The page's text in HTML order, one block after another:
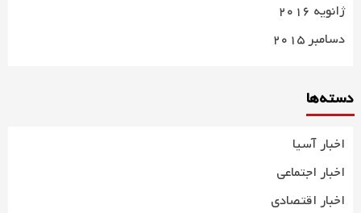
ژانویه 2016
دسامبر 2015
دسته‌ها
اخبار آسیا
اخبار اجتماعی
اخبار اقتصادی